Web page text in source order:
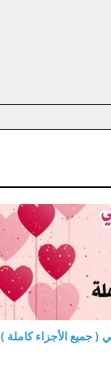
( جميع الأجزاء كاملة )